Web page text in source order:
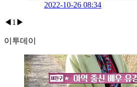
2022-10-26 08:34
◀ 1 ▶
이투데이